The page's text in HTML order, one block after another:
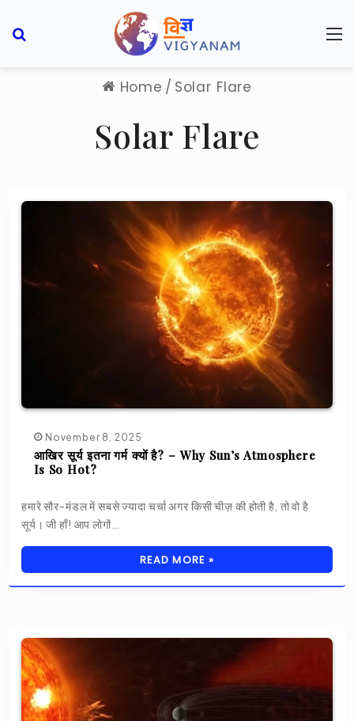
Home / Solar Flare
Solar Flare
November 8, 2025
आखिर सूर्य इतना गर्म क्यों है? – Why Sun’s Atmosphere
Is So Hot?
हमारे सौर-मंडल में सबसे ज्यादा चर्चा अगर किसी चीज़ की होती है, तो वो है
सूर्य। जी हाँ! आप लोगों…
READ MORE »